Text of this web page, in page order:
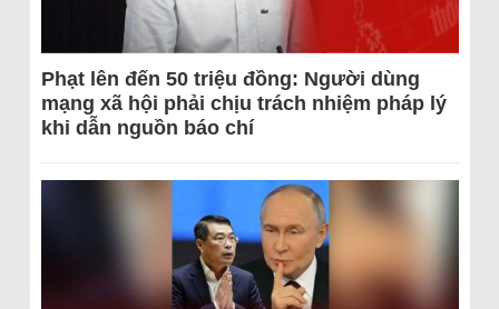
Phạt lên đến 50 triệu đồng: Người dùng
mạng xã hội phải chịu trách nhiệm pháp lý
khi dẫn nguồn báo chí